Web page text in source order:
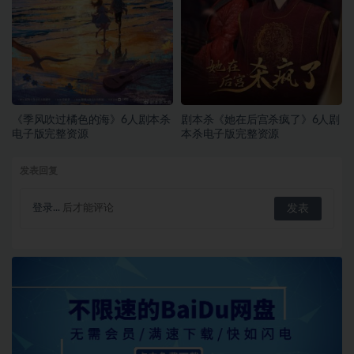
《季风吹过橘色的海》6人剧本杀
电子版完整资源
剧本杀《她在后宫杀疯了》6人剧
本杀电子版完整资源
登录... 后才能评论